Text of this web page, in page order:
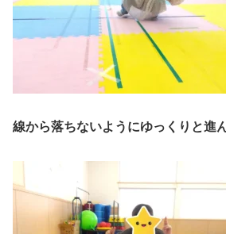
線から落ちないようにゆっくりと進